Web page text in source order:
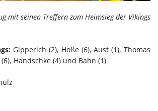
mit seinen Treffern zum Heimsieg der Vikings
Gipperich (2), Hoße (6), Aust (1), Thomas
Handschke (4) und Bahn (1)